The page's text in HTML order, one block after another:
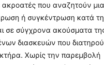
που αναζητούν μια
ή συγκέντρωση κατά τη
σε σύγχρονα ακούσματα
διασκευών που
Χωρίς την παρεμβολή